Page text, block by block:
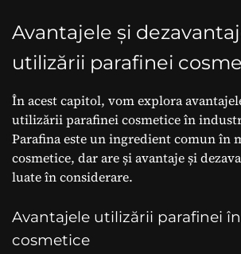
Avantajele și
utilizării parafinei
În acest capitol, vom explora
utilizării parafinei cosmetice în
Parafina este un ingredient comun în
cosmetice, dar are și avantaje și
luate în considerare.
Avantajele utilizării parafinei
cosmetice